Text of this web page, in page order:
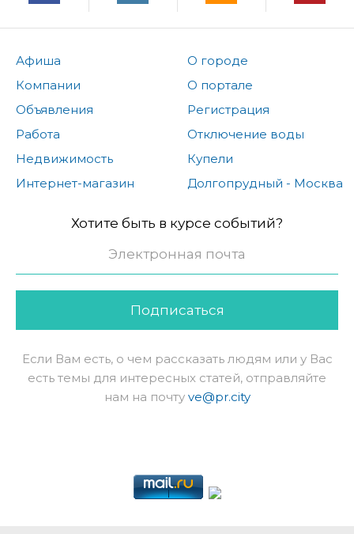
Афиша
Компании
Объявления
Работа
Недвижимость
Интернет-магазин
О городе
О портале
Регистрация
Отключение воды
Купели
Долгопрудный - Москва
Хотите быть в курсе событий?
Подписаться
Если Вам есть, о чем рассказать людям или у Вас
есть темы для интересных статей, отправляйте
нам на почту ve@pr.city